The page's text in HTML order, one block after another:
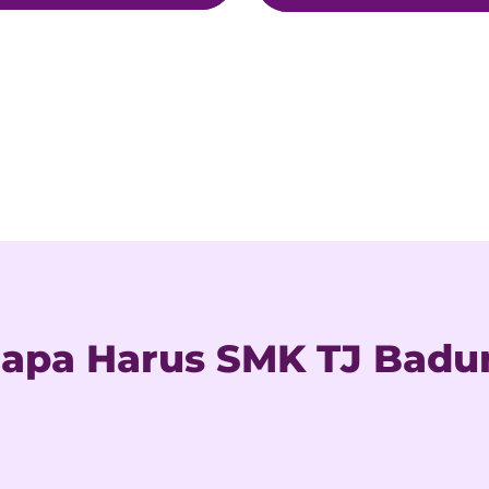
Harus SMK TJ